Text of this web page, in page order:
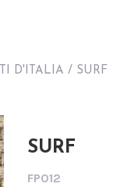
D'ITALIA / SURF
SURF
FP012